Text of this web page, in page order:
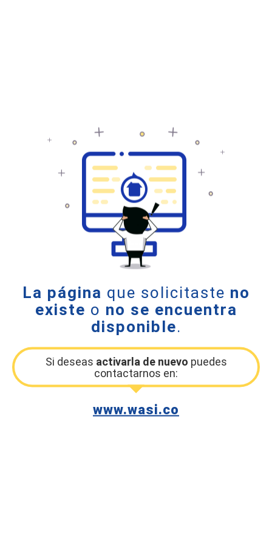
La página que solicitaste no
existe o no se encuentra
disponible.
Si deseas activarla de nuevo puedes
contactarnos en:
www.wasi.co